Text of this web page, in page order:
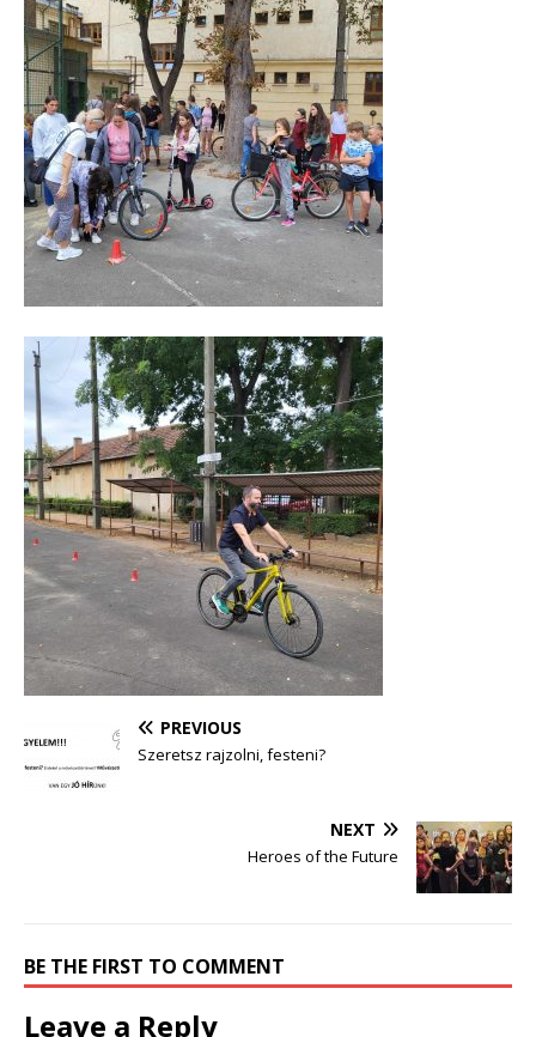
PREVIOUS
Szeretsz rajzolni, festeni?
NEXT
Heroes of the Future
BE THE FIRST TO COMMENT
Leave a Reply